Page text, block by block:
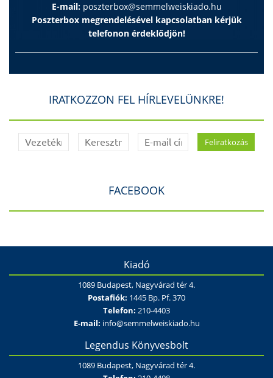
E-mail: poszterbox@semmelweiskiado.hu
Poszterbox megrendelésével kapcsolatban kérjük
telefonon érdeklődjön!
IRATKOZZON FEL HÍRLEVELÜNKRE!
FACEBOOK
Kiadó
1089 Budapest, Nagyvárad tér 4.
Postafiók: 1445 Bp. Pf. 370
Telefon: 210-4403
E-mail: info@semmelweiskiado.hu
Legendus Könyvesbolt
1089 Budapest, Nagyvárad tér 4.